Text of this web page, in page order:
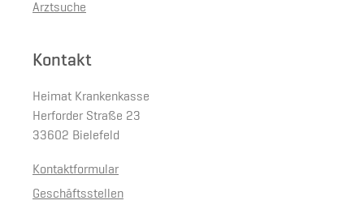
Arztsuche
Kontakt
Heimat Krankenkasse
Herforder Straße 23
33602 Bielefeld
Kontaktformular
Geschäftsstellen